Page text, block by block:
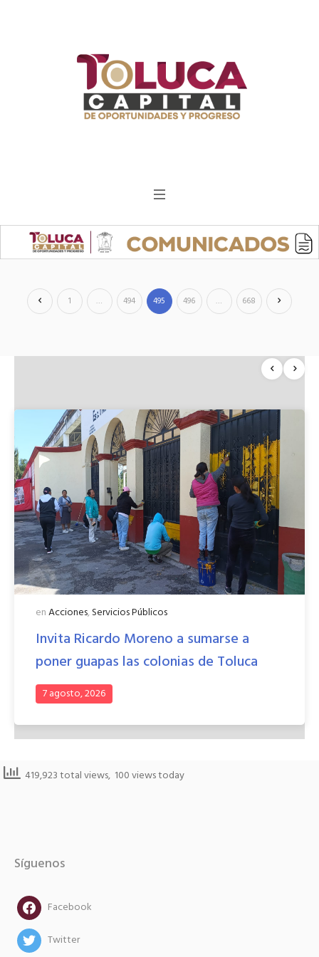
1 … 494 495 496 … 668
enAcciones,Servicios Públicos
Invita Ricardo Moreno a sumarse a
poner guapas las colonias de Toluca
7 agosto, 2026
419,923 total views, 100 views today
Síguenos
facebookFacebook
twitterTwitter